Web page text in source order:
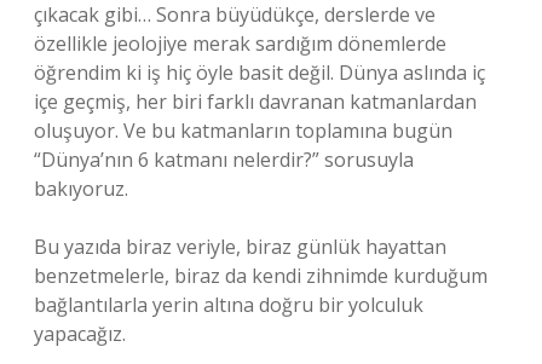
çıkacak gibi… Sonra büyüdükçe, derslerde ve
özellikle jeolojiye merak sardığım dönemlerde
öğrendim ki iş hiç öyle basit değil. Dünya aslında iç
içe geçmiş, her biri farklı davranan katmanlardan
oluşuyor. Ve bu katmanların toplamına bugün
“Dünya’nın 6 katmanı nelerdir?” sorusuyla
bakıyoruz.
Bu yazıda biraz veriyle, biraz günlük hayattan
benzetmelerle, biraz da kendi zihnimde kurduğum
bağlantılarla yerin altına doğru bir yolculuk
yapacağız.